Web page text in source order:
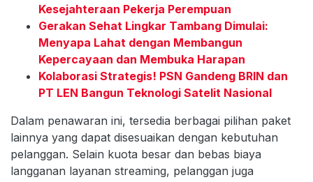
Kesejahteraan Pekerja Perempuan
Gerakan Sehat Lingkar Tambang Dimulai:
Menyapa Lahat dengan Membangun
Kepercayaan dan Membuka Harapan
Kolaborasi Strategis! PSN Gandeng BRIN dan
PT LEN Bangun Teknologi Satelit Nasional
Dalam penawaran ini, tersedia berbagai pilihan paket
lainnya yang dapat disesuaikan dengan kebutuhan
pelanggan. Selain kuota besar dan bebas biaya
langganan layanan streaming, pelanggan juga